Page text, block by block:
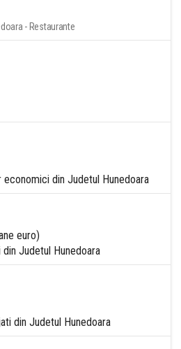
- Restaurante
economici din Judetul Hunedoara
euro)
Judetul Hunedoara
din Judetul Hunedoara